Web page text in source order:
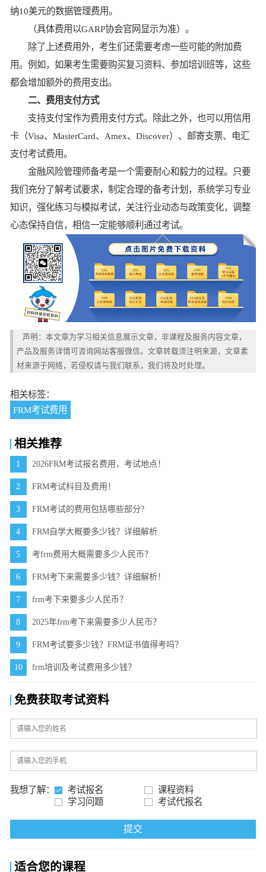
纳10美元的数据管理费用。
（具体费用以GARP协会官网显示为准）。
除了上述费用外，考生们还需要考虑一些可能的附加费
用。例如，如果考生需要购买复习资料、参加培训班等，这些
都会增加额外的费用支出。
二、费用支付方式
支持支付宝作为费用支付方式。除此之外，也可以用信用
卡（Visa、MasterCard、Amex、Discover）、邮寄支票、电汇
支付考试费用。
金融风险管理师备考是一个需要耐心和毅力的过程。只要
我们充分了解考试要求，制定合理的备考计划，系统学习专业
知识，强化练习与模拟考试，关注行业动态与政策变化，调整
心态保持自信，相信一定能够顺利通过考试。
声明：本文章为学习相关信息展示文章，非课程及服务内容文章，
产品及服务详情可咨询网站客服微信。文章转载须注明来源，文章素
材来源于网络，若侵权请与我们联系，我们将及时处理。
相关标签：
FRM考试费用
相关推荐
1 2026FRM考试报名费用，考试地点！
2 FRM考试科目及费用！
3 FRM考试的费用包括哪些部分?
4 FRM自学大概要多少钱？详细解析
5 考frm费用大概需要多少人民币？
6 FRM考下来需要多少钱？详细解析！
7 frm考下来要多少人民币？
8 2025年frm考下来需要多少人民币？
9 FRM考试要多少钱？FRM证书值得考吗？
10 frm培训及考试费用多少钱？
免费获取考试资料
我想了解： 考试报名
课程资料
学习问题
考试代报名
提交
适合您的课程